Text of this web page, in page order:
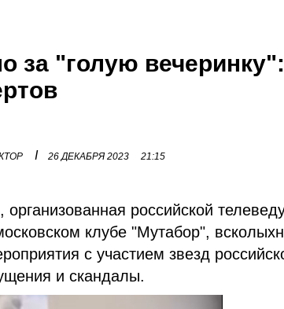
за "голую вечеринку":
I 26 ДЕКАБРЯ 2023 21:15
российской
клубе "Мутабор",
с участием звезд
и скандалы.